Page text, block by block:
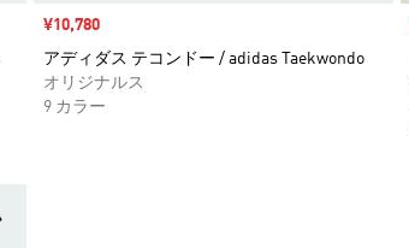
セール価格
¥10,780
アディダス テコンドー / adidas Taekwondo
オリジナルス
9 カラー